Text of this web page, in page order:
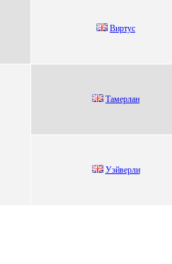
Виртус
Тaмеpлaн
Уэйвepли